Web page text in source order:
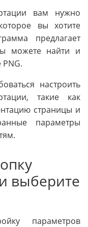
вам нужно
вы хотите
предлагает
можете найти и
настроить
такие как
страницы и
параметры
выберите
параметров